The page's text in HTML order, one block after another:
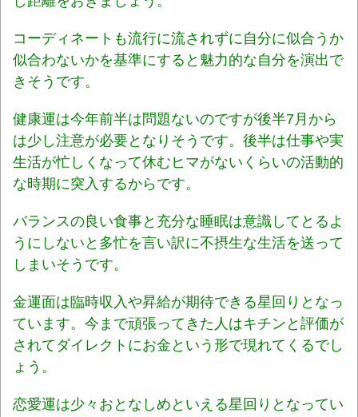
コーディネートも流行に流されずに自分に似合うか
似合わないかを基準にすると魅力的な自分を演出で
きそうです。
健康運は今年前半は問題ないのですが後半7月から
は少し注意が必要となりそうです。後半は仕事や実
生活が忙しくなって休むヒマがないくらいの活動的
な時期に突入するからです。
バランスの良い食事と充分な睡眠は意識してとるよ
うにしないと多忙を言い訳に不摂生な生活を送って
しまいそうです。
金運面は臨時収入や昇給が期待できる星回りとなっ
ています。今まで頑張ってきた人はキチンと評価が
されてダイレクトにお金という形で現れてくるでし
ょう。
恋愛運は少々おとなしめといえる星回りとなってい